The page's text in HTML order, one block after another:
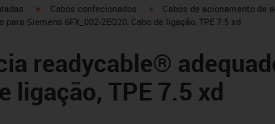
igus-icon-arrow-right
Cabos confecionados igus-icon-arrow-right
Cabos de acionamento de
Siemens 6FX_002-2EQ20, Cabo de ligação, TPE 7.5 xd
readycable®
ligação, TPE 7.5 xd